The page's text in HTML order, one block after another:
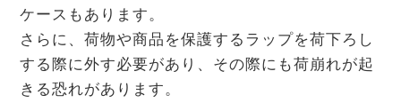
ケースもあります。
さらに、荷物や商品を保護するラップを荷下ろし
する際に外す必要があり、その際にも荷崩れが起
きる恐れがあります。